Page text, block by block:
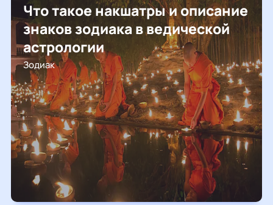
Что такое накшатры и описание
знаков зодиака в ведической
астрологии
Зодиак